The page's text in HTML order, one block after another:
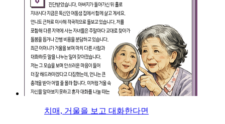
치매, 거울을 보고 대화한다면